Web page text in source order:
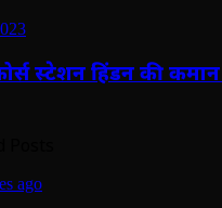
स्टेशन हिंडन की
ago